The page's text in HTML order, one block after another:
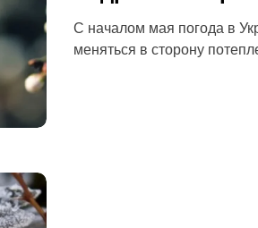
С началом мая погода в
меняться в сторону